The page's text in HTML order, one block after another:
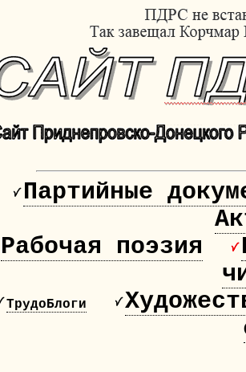
Партийные
Рабочая поэзия
ТрудоБлоги